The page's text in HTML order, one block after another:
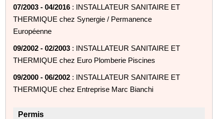
07/2003 - 04/2016 : INSTALLATEUR SANITAIRE ET
THERMIQUE chez Synergie / Permanence
Européenne
09/2002 - 02/2003 : INSTALLATEUR SANITAIRE ET
THERMIQUE chez Euro Plomberie Piscines
09/2000 - 06/2002 : INSTALLATEUR SANITAIRE ET
THERMIQUE chez Entreprise Marc Bianchi
Permis